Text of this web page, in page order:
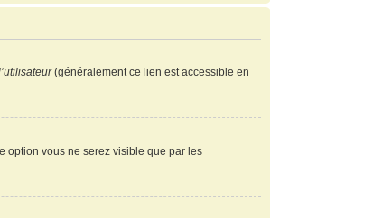
(généralement ce lien est accessible en
option vous ne serez visible que par les